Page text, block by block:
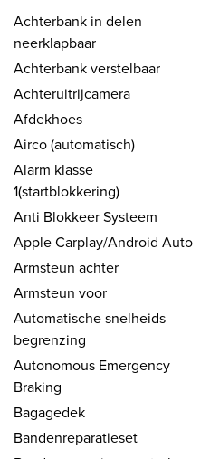
Achterbank in delen
neerklapbaar
Achterbank verstelbaar
Achteruitrijcamera
Afdekhoes
Airco (automatisch)
Alarm klasse
1(startblokkering)
Anti Blokkeer Systeem
Apple Carplay/Android Auto
Armsteun achter
Armsteun voor
Automatische snelheids
begrenzing
Autonomous Emergency
Braking
Bagagedek
Bandenreparatieset